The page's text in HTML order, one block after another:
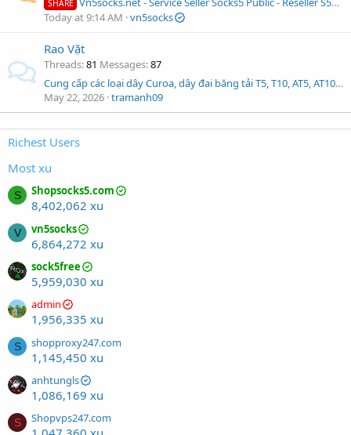
SHARE
Today at 9:14 AM vn5socks
Rao Vặt
Threads 81 Messages 87
Cung cấp các loại dây Curoa, dây đai băng tải T5, T10, AT5, AT10, AT20,2M, S3M,5V, 8V, B97, PLP8M
May 22, 2026 tramanh09
Richest Users
Most xu
S Shopsocks5.com
8,402,062 xu
V vn5socks
6,864,272 xu
sock5free
5,959,030 xu
admin
1,956,335 xu
S shopproxy247.com
1,145,450 xu
anhtungls
1,086,169 xu
S Shopvps247.com